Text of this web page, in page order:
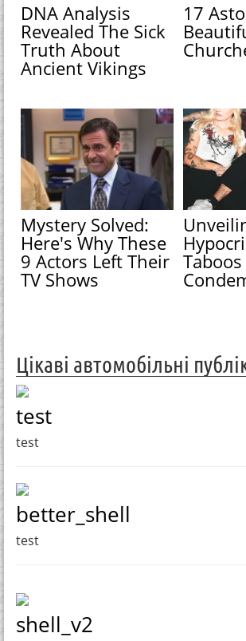
DNA Analysis
Revealed The Sick
Truth About
Ancient Vikings
17
Mystery Solved:
Here's Why These
9 Actors Left Their
TV Shows
Цікаві автомобільні
test
test
better_shell
test
shell_v2